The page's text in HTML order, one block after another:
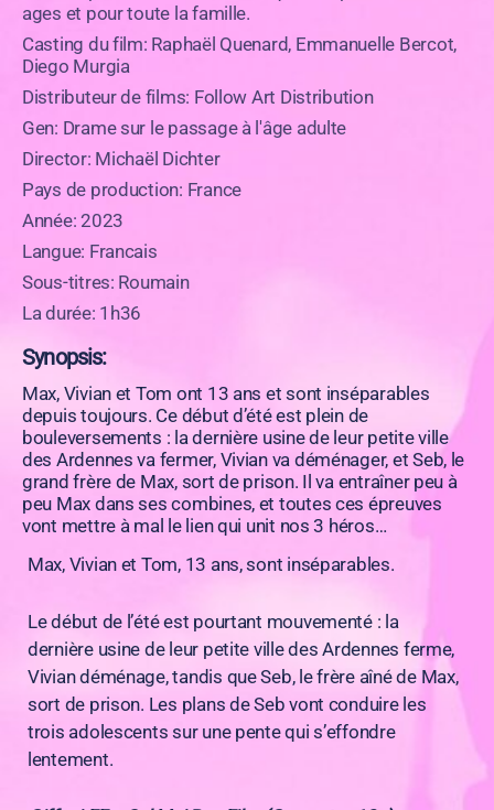
ages et pour toute la famille.
Casting du film: Raphaël Quenard, Emmanuelle Bercot,
Diego Murgia
Distributeur de films: Follow Art Distribution
Gen: Drame sur le passage à l'âge adulte
Director: Michaël Dichter
Pays de production: France
Année: 2023
Langue: Francais
Sous-titres: Roumain
La durée: 1h36
Synopsis:
Max, Vivian et Tom ont 13 ans et sont inséparables
depuis toujours. Ce début d’été est plein de
bouleversements : la dernière usine de leur petite ville
des Ardennes va fermer, Vivian va déménager, et Seb, le
grand frère de Max, sort de prison. Il va entraîner peu à
peu Max dans ses combines, et toutes ces épreuves
vont mettre à mal le lien qui unit nos 3 héros…
Max, Vivian et Tom, 13 ans, sont inséparables.
Le début de l’été est pourtant mouvementé : la
dernière usine de leur petite ville des Ardennes ferme,
Vivian déménage, tandis que Seb, le frère aîné de Max,
sort de prison. Les plans de Seb vont conduire les
trois adolescents sur une pente qui s’effondre
lentement.